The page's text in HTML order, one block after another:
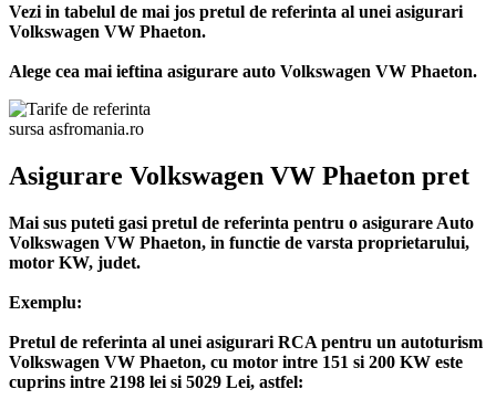
Vezi in tabelul de mai jos pretul de referinta al unei asigurari
Volkswagen VW Phaeton.
Alege cea mai ieftina asigurare auto Volkswagen VW Phaeton.
sursa asfromania.ro
Asigurare Volkswagen VW Phaeton pret
Mai sus puteti gasi pretul de referinta pentru o asigurare Auto
Volkswagen VW Phaeton, in functie de varsta proprietarului,
motor KW, judet.
Exemplu:
Pretul de referinta al unei asigurari RCA pentru un autoturism
Volkswagen VW Phaeton, cu motor intre 151 si 200 KW este
cuprins intre 2198 lei si 5029 Lei, astfel: